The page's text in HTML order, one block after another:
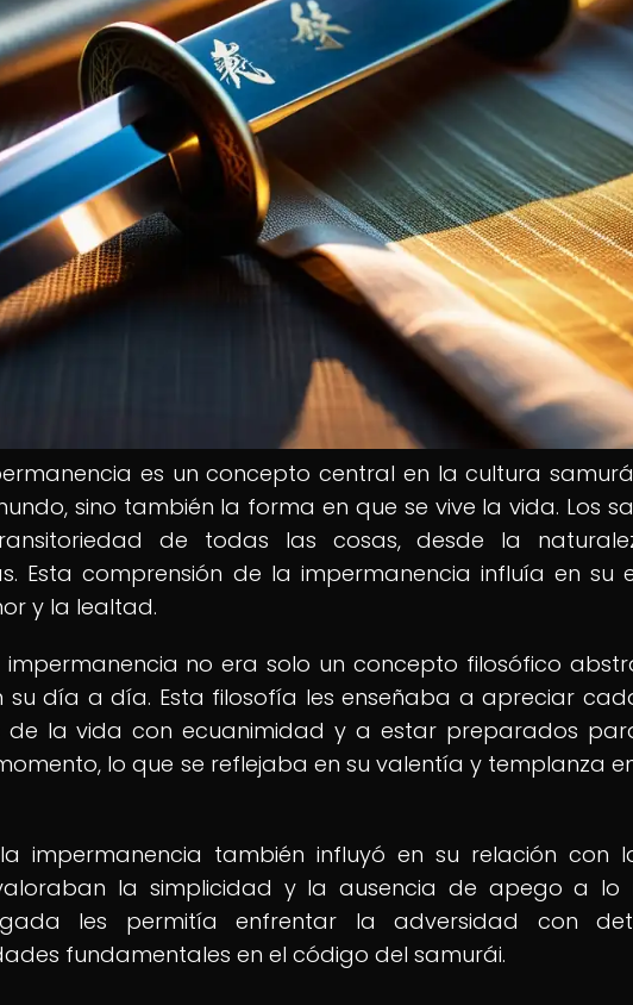
es un concepto central en la cultura
sino también la forma en que se vive la vida. Los
de todas las cosas, desde la
Esta comprensión de la impermanencia influía en su
y la lealtad.
impermanencia no era solo un concepto filosófico
día a día. Esta filosofía les enseñaba a apreciar
de la vida con ecuanimidad y a estar preparados
lo que se reflejaba en su valentía y templanza
impermanencia también influyó en su relación con
la simplicidad y la ausencia de apego a lo
les permitía enfrentar la adversidad con
fundamentales en el código del samurái.